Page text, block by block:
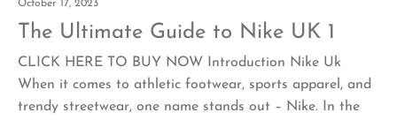
October 17, 2023
The Ultimate Guide to Nike UK 1
CLICK HERE TO BUY NOW Introduction Nike Uk
When it comes to athletic footwear, sports apparel, and
trendy streetwear, one name stands out – Nike. In the